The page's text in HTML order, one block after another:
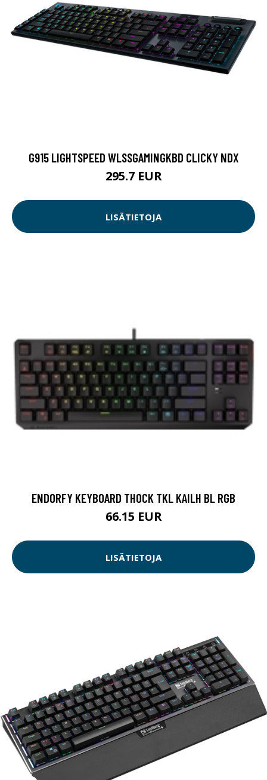
G915 LIGHTSPEED WLSSGAMINGKBD CLICKY NDX
295.7 EUR
LISÄTIETOJA
ENDORFY KEYBOARD THOCK TKL KAILH BL RGB
66.15 EUR
LISÄTIETOJA